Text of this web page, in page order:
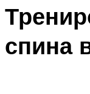
спина